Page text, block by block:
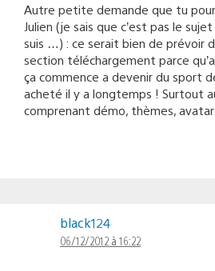
Autre petite demande que tu
Julien (je sais que c’est pas le
suis …) : ce serait bien de prévoir
section téléchargement parce
ça commence a devenir du sport
acheté il y a longtemps ! Surtout
comprenant démo, thèmes,
black124
06/12/2012 à 16:22